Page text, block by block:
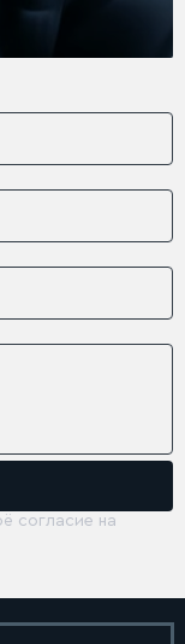
согласие на